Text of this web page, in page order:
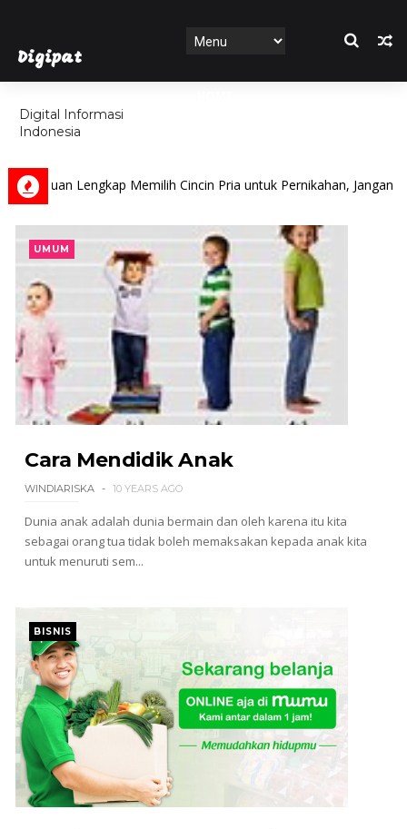
Digipat
Digital Informasi
Indonesia
FEATURES
Memilih Cincin Pria untuk Pernikahan, Jangan Sampai Salah
UMUM
Cara Mendidik Anak
WINDIARISKA 10 YEARS AGO
Dunia anak adalah dunia bermain dan oleh karena itu kita
sebagai orang tua tidak boleh memaksakan kepada anak kita
untuk menuruti sem...
BISNIS